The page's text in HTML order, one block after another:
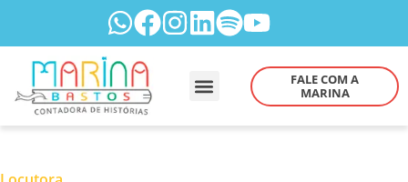
FALE COM A
MARINA